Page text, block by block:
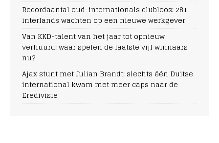
Recordaantal oud-internationals clubloos: 281
interlands wachten op een nieuwe werkgever
Van KKD-talent van het jaar tot opnieuw
verhuurd: waar spelen de laatste vijf winnaars
nu?
Ajax stunt met Julian Brandt: slechts één Duitse
international kwam met meer caps naar de
Eredivisie